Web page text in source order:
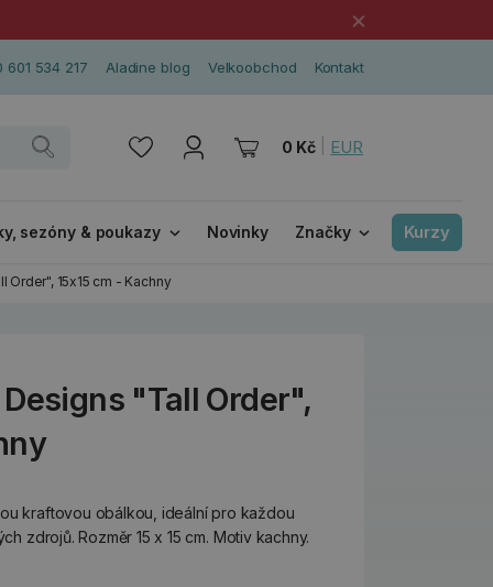
×
601 534 217 Aladine blog Velkoobchod Kontakt
0 Kč EUR
sezóny & poukazy Novinky Značky Kurzy
Order", 15x15 cm - Kachny
"Tall Order",
kraftovou obálkou, ideální pro každou
zdrojů. Rozměr 15 x 15 cm. Motiv kachny.